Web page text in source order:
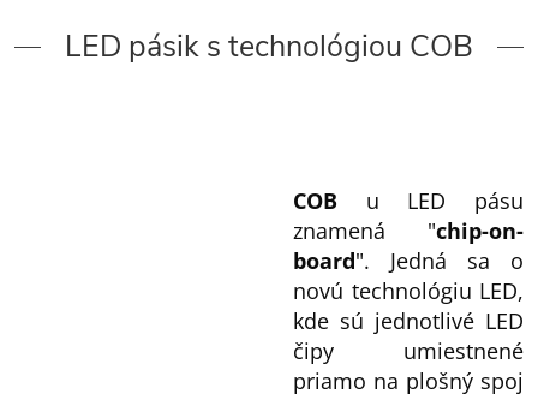
LED pásik s technológiou COB
COB u LED pásu
znamená "chip-on-
board". Jedná sa o
novú technológiu LED,
kde sú jednotlivé LED
čipy umiestnené
priamo na plošný spoj